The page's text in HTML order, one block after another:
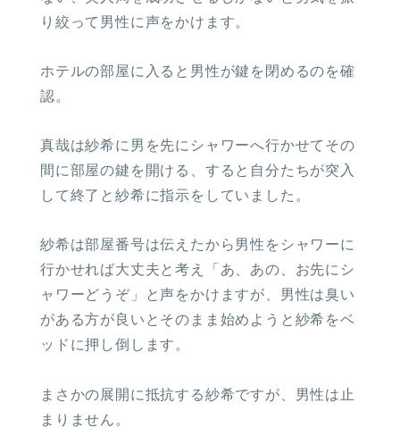
り絞って男性に声をかけます。
ホテルの部屋に入ると男性が鍵を閉めるのを確
認。
真哉は紗希に男を先にシャワーへ行かせてその
間に部屋の鍵を開ける、すると自分たちが突入
して終了と紗希に指示をしていました。
紗希は部屋番号は伝えたから男性をシャワーに
行かせれば大丈夫と考え「あ、あの、お先にシ
ャワーどうぞ」と声をかけますが、男性は臭い
がある方が良いとそのまま始めようと紗希をベ
ッドに押し倒します。
まさかの展開に抵抗する紗希ですが、男性は止
まりません。